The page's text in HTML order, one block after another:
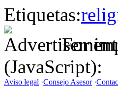
Etiquetas:
For
(JavaScript):
Aviso legal ·Consejo Asesor·